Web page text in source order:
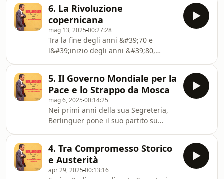
dell&#39;Europa.Materiale
d&#39;Archivio (in ordin
dilagante, Berlinguer rilancia il tema
della questione morale e in quella che
passerà alla storia come la "seconda
Svolta di Salerno", lancia la proposta
dell'Alternativa
Democratica. Materiale d'Archivio (in
ordine di primo ascolto): ​Discorso al
Festival Nazionale
6. La Rivoluzione
copernicana
mag 13, 2025 00:27:28
Tra la fine degli anni &#39;70 e
l&#39;inizio degli anni &#39;80,
strategia del compromesso storico,
Berlinguer ripensa il ruolo e la
politica nazionale e internazionale del
PCI alla luce delle mutate condizioni.
Arriva a parlare di &quot;Rivoluzione
copernicana&quot;, discostandosi
dalla linea togliattiana che dava
priorità al
5. Il Governo Mondiale per la
Pace e lo Strappo da Mosca
mag 6, 2025 00:14:25
Nei primi anni della sua Segreteria,
Berlinguer pone il suo partito su
blocchi della Guerra Fredda,
proponendo un governo mondiale per
la pace, intesa come fattore di
4. Tra Compromesso Storico
e Austerità
apr 29, 2025 00:13:16